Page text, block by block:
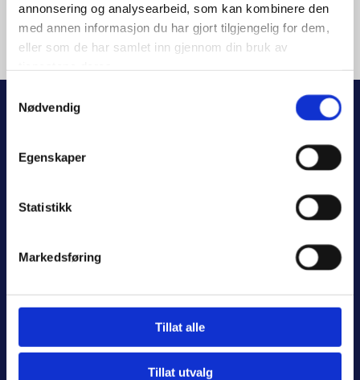
annonsering og analysearbeid, som kan kombinere den
med annen informasjon du har gjort tilgjengelig for dem,
eller som de har samlet inn gjennom din bruk av
Nødvendig
Egenskaper
Statistikk
Markedsføring
Tillat alle
Tillat utvalg
post@kpms.no